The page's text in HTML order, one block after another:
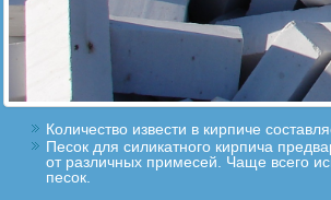
Количество извести в кирпиче
Песок для силикатного кирпича
от различных примесей. Чаще всего
песок.